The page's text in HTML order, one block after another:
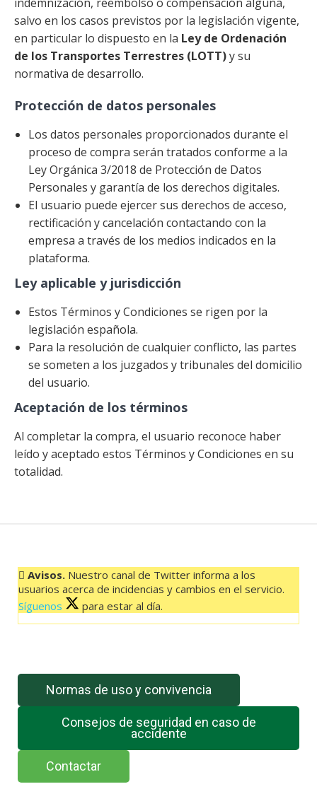
salvo en los casos previstos por la legislación vigente,
en particular lo dispuesto en la Ley de Ordenación
de los Transportes Terrestres (LOTT)y su
normativa de desarrollo.
Protección de datos personales
Los datos personales proporcionados durante el
proceso de compra serán tratados conforme a la
Ley Orgánica 3/2018 de Protección de Datos
Personales y garantía de los derechos digitales.
El usuario puede ejercer sus derechos de acceso,
rectificación y cancelación contactando con la
empresa a través de los medios indicados en la
plataforma.
Ley aplicable y jurisdicción
Estos Términos y Condiciones se rigen por la
legislación española.
Para la resolución de cualquier conflicto, las partes
se someten a los juzgados y tribunales del domicilio
del usuario.
Aceptación de los términos
Al completar la compra, el usuario reconoce haber
leído y aceptado estos Términos y Condiciones en su
totalidad.
Avisos. Nuestro canal de Twitter informa a los
usuarios acerca de incidencias y cambios en el servicio.
Síguenos
para estar al día.
El feed de Twitter no está disponible en este momento.
Normas de uso y convivencia
Consejos de seguridad en caso de
accidente
Contactar